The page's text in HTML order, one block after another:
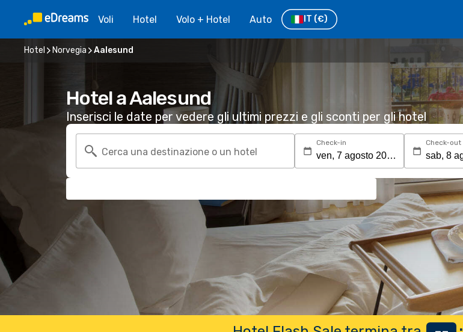
Voli Hotel Volo + Hotel Auto IT (€)
Hotel Norvegia Aalesund
Hotel a Aalesund
Inserisci le date per vedere gli ultimi prezzi e gli sconti per gli hotel
Cerca una destinazione o un hotel
Check-in Check-out